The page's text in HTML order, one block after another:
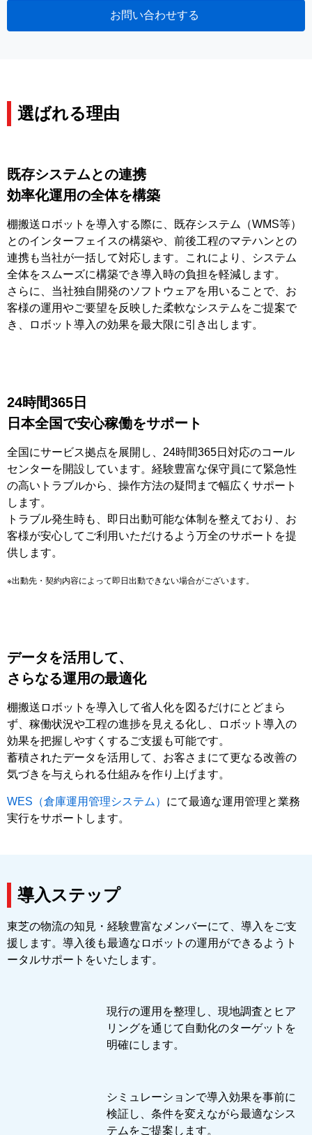
お問い合わせする
選ばれる理由
既存システムとの連携
効率化運用の全体を構築
棚搬送ロボットを導入する際に、既存システム（WMS等）
とのインターフェイスの構築や、前後工程のマテハンとの
連携も当社が一括して対応します。これにより、システム
全体をスムーズに構築でき導入時の負担を軽減します。
さらに、当社独自開発のソフトウェアを用いることで、お
客様の運用やご要望を反映した柔軟なシステムをご提案で
き、ロボット導入の効果を最大限に引き出します。
24時間365日
日本全国で安心稼働をサポート
全国にサービス拠点を展開し、24時間365日対応のコール
センターを開設しています。経験豊富な保守員にて緊急性
の高いトラブルから、操作方法の疑問まで幅広くサポート
します。
トラブル発生時も、即日出動可能な体制を整えており、お
客様が安心してご利用いただけるよう万全のサポートを提
供します。
※出動先・契約内容によって即日出動できない場合がございます。
データを活用して、
さらなる運用の最適化
棚搬送ロボットを導入して省人化を図るだけにとどまら
ず、稼働状況や工程の進捗を見える化し、ロボット導入の
効果を把握しやすくするご支援も可能です。
蓄積されたデータを活用して、お客さまにて更なる改善の
気づきを与えられる仕組みを作り上げます。
WES（倉庫運用管理システム） にて最適な運用管理と業務
実行をサポートします。
導入ステップ
東芝の物流の知見・経験豊富なメンバーにて、導入をご支
援します。導入後も最適なロボットの運用ができるようト
ータルサポートをいたします。
現行の運用を整理し、現地調査とヒア
リングを通じて自動化のターゲットを
明確にします。
シミュレーションで導入効果を事前に
検証し、条件を変えながら最適なシス
テムをご提案します。